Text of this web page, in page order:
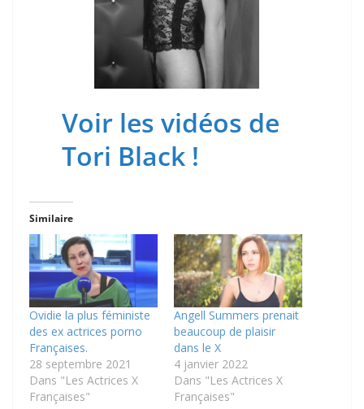
Voir les vidéos de
Tori Black !
Similaire
Ovidie la plus féministe
des ex actrices porno
Françaises.
28 septembre 2021
Dans "Les Actrices X
Françaises"
Angell Summers prenait
beaucoup de plaisir
dans le X
4 janvier 2022
Dans "Les Actrices X
Françaises"